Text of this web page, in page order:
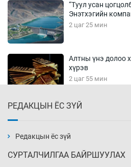
“Туул усан
Энэтхэгийн
2 цаг 25 мин
Алтны үнэ долоо
хүрэв
2 цаг 55 мин
3 цаг 25 мин
РЕДАКЦЫН ЁС ЗҮЙ
Редакцын ёс зүй
СУРТАЛЧИЛГАА БАЙРШУУЛАХ